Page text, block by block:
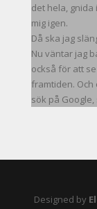
det hela,
mig igen.
Då ska jag
Nu väntar jag
också för att
framtiden.
sök på
Designed by